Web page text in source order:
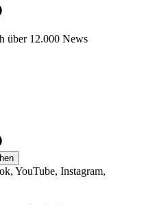
über 12.000 News
YouTube, Instagram,